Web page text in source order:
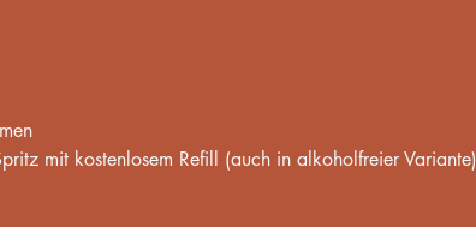
mit kostenlosem Refill (auch in alkoholfreier Variante)